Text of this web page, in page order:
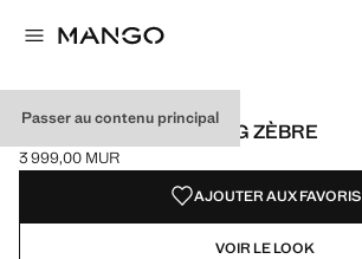
Passer au contenu principal
PANTALON LIN WIDELEG ZÈBRE
Prix actuel [3 999,00 MUR ]
3 999,00 MUR
Choisissez une couleur
Couleur Beige sélectionnée
AJOUTER AUX FAVORIS
VOIR LE LOOK